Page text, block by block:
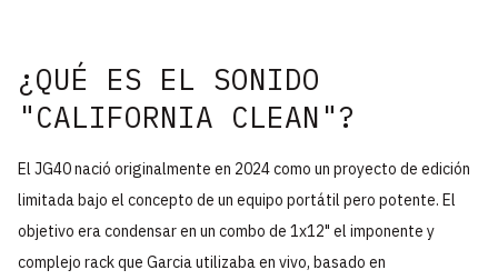
¿QUÉ ES EL SONIDO
"CALIFORNIA CLEAN"?
El JG40 nació originalmente en 2024 como un proyecto de edición
limitada bajo el concepto de un equipo portátil pero potente. El
objetivo era condensar en un combo de 1x12" el imponente y
complejo rack que Garcia utilizaba en vivo, basado en